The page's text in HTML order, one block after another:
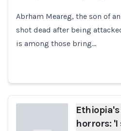
Abrham Meareg, the son of
shot dead after being
is among those bring…
horrors: 'I